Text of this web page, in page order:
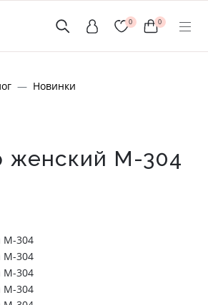
0 0
(999) 156-56-43
Новинки
женский М-304